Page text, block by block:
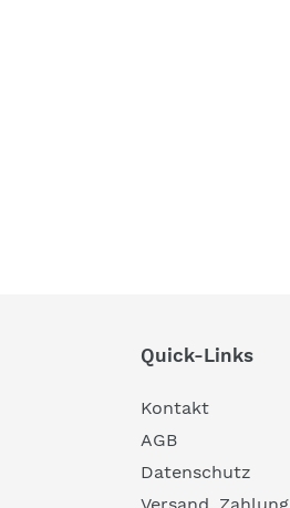
Quick-Links
Kontakt
AGB
Datenschutz
Versand, Zahlung,